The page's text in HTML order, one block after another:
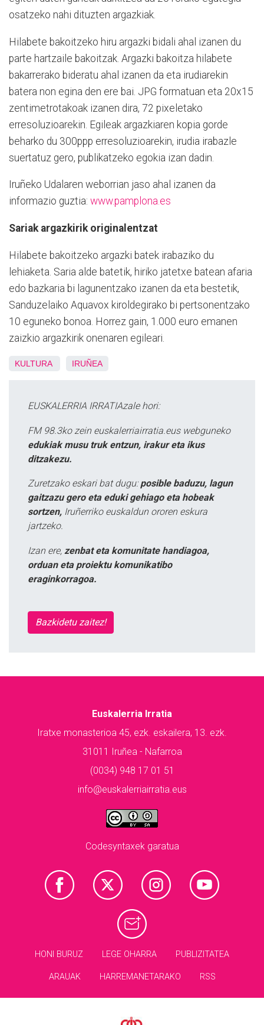
osatzeko nahi dituzten argazkiak.
Hilabete bakoitzeko hiru argazki bidali ahal izanen du
parte hartzaile bakoitzak. Argazki bakoitza hilabete
bakarrerako bideratu ahal izanen da eta irudiarekin
batera non egina den ere bai. JPG formatuan eta 20x15
zentimetrotakoak izanen dira, 72 pixeletako
erresoluzioarekin. Egileak argazkiaren kopia gorde
beharko du 300ppp erresoluzioarekin, irudia irabazle
suertatuz gero, publikatzeko egokia izan dadin.
Iruñeko Udalaren weborrian jaso ahal izanen da
informazio guztia: www.pamplona.es
Sariak argazkirik originalentzat
Hilabete bakoitzeko argazki batek irabaziko du
lehiaketa. Saria alde batetik, hiriko jatetxe batean afaria
edo bazkaria bi lagunentzako izanen da eta bestetik,
Sanduzelaiko Aquavox kiroldegirako bi pertsonentzako
10 eguneko bonoa. Horrez gain, 1.000 euro emanen
zaizkio argazkirik onenaren egileari.
KULTURA IRUÑEA
EUSKALERRIA IRRATIAzale hori:
FM 98.3ko zein euskalerriairratia.eus webguneko
edukiak musu truk entzun, irakur eta ikus
ditzakezu.
Zuretzako eskari bat dugu: posible baduzu, lagun
gaitzazu gero eta eduki gehiago eta hobeak
sortzen, Iruñerriko euskaldun ororen eskura
jartzeko.
Izan ere, zenbat eta komunitate handiagoa,
orduan eta proiektu komunikatibo
eraginkorragoa.
Bazkidetu zaitez!
Euskalerria Irratia
Iratxe monasterioa 45, ezk. eskailera, 13. ezk.
31011 Iruñea - Nafarroa
(0034) 948 17 01 51
info@euskalerriairratia.eus
Codesyntaxek garatua
HONI BURUZ LEGE OHARRA PUBLIZITATEA
ARAUAK HARREMANETARAKO RSS